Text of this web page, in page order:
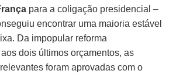
para a coligação presidencial –
encontrar uma maioria estável
Da impopular reforma
dois últimos orçamentos, as
foram aprovadas com o